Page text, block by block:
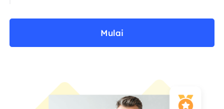
Mulai